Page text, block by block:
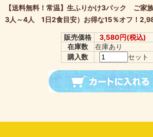
【送料無料！常温】生ふりかけ3パック ご家
3人～4人 1日2食目安）お得な15％オフ！
販売価格
3,580円(税込)
在庫数
在庫あり
購入数
セット